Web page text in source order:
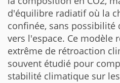
d'équilibre radiatif où la
confinée, sans
vers l'espace. Ce modèle
extrême de rétroaction
souvent étudié pour
stabilité climatique sur